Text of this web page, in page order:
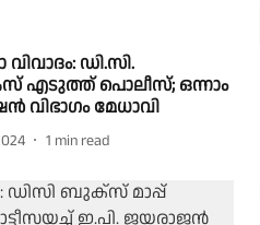
ഡി.സി.
എടുത്ത് പൊലീസ്; ഒന്നാം
വിഭാഗം മേധാവി
1 min read